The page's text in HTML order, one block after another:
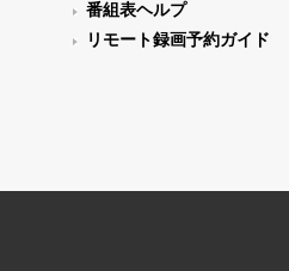
番組表ヘルプ
リモート録画予約ガイド